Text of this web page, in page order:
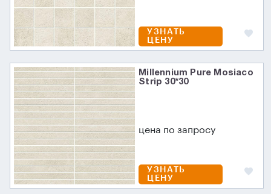
УЗНАТЬ
ЦЕНУ
Millennium Pure Mosiaco
Strip 30*30
цена по запросу
УЗНАТЬ
ЦЕНУ